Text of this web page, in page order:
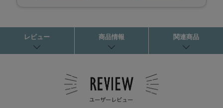
レビュー 商品情報 関連商品